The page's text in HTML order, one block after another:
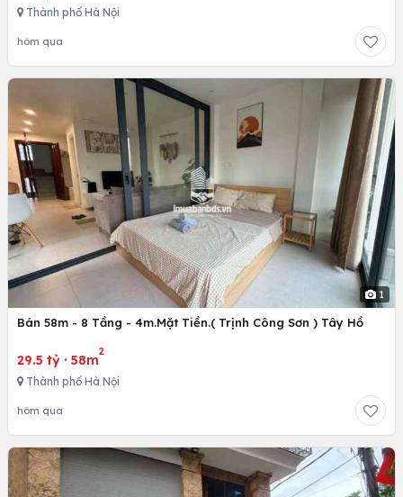
Thành phố Hà Nội
hôm qua
1
Bán 58m - 8 Tầng - 4m.Mặt Tiền.( Trịnh Công Sơn ) Tây Hồ
29.5 tỷ · 58m
2
Thành phố Hà Nội
hôm qua